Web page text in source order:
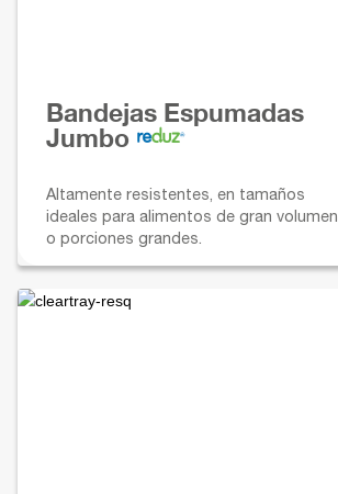
Bandejas Espumadas
Jumbo
Altamente resistentes, en tamaños
ideales para alimentos de gran volumen
o porciones grandes.